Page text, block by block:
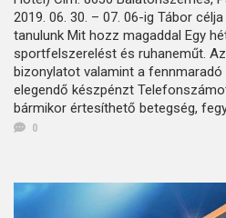
2019. 06. 30. – 07. 06-ig Tábor
tanulunk Mit hozz magaddal Egy
sportfelszerelést és ruhaneműt.
bizonylatot valamint a
elegendő készpénzt
bármikor értesíthető betegség,
0